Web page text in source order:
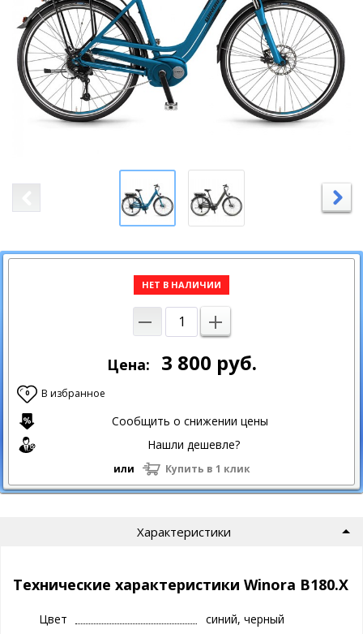
НЕТ В НАЛИЧИИ
Цена: 3 800 руб.
0 В избранное
Сообщить о снижении цены
Нашли дешевле?
или Купить в 1 клик
Характеристики
Технические характеристики Winora B180.X
Цвет
синий, черный